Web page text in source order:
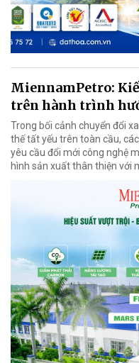
MiennamPetro:
trên hành trình
Trong bối cảnh chuyển đổi
thế tất yếu trên toàn cầu,
yêu cầu đổi mới công nghệ
hình sản xuất thân thiện với